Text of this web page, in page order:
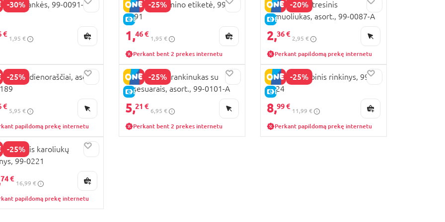
-30%
apyrankės, 99-0091-A
€
1,95 €
-25%
E-KAINA
BARBIE lagamino etiketė, 99-
0191
1,46 €
1,95 €
Perkant bent 2 prekes internetu
-20%
E-KAINA
BARBIE antistresinis
kamuoliukas, asort., 99-0087-A
2,36 €
2,95 €
Perkant papildomą prekę internetu
-25%
mini dienoraščiai, asort.,
€
5,95 €
papildomą prekę internetu
-25%
E-KAINA
BARBIE mini rankinukas su
aksesuarais, asort., 99-0101-A
5,21 €
6,95 €
Perkant bent 2 prekes internetu
-25%
E-KAINA
BARBIE kūrybinis rinkinys, 99-
0224
8,99 €
11,99 €
Perkant papildomą prekę internetu
-25%
didelis karoliukų
99-0221
74 €
16,99 €
papildomą prekę internetu